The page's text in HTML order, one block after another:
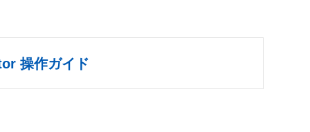
操作ガイド